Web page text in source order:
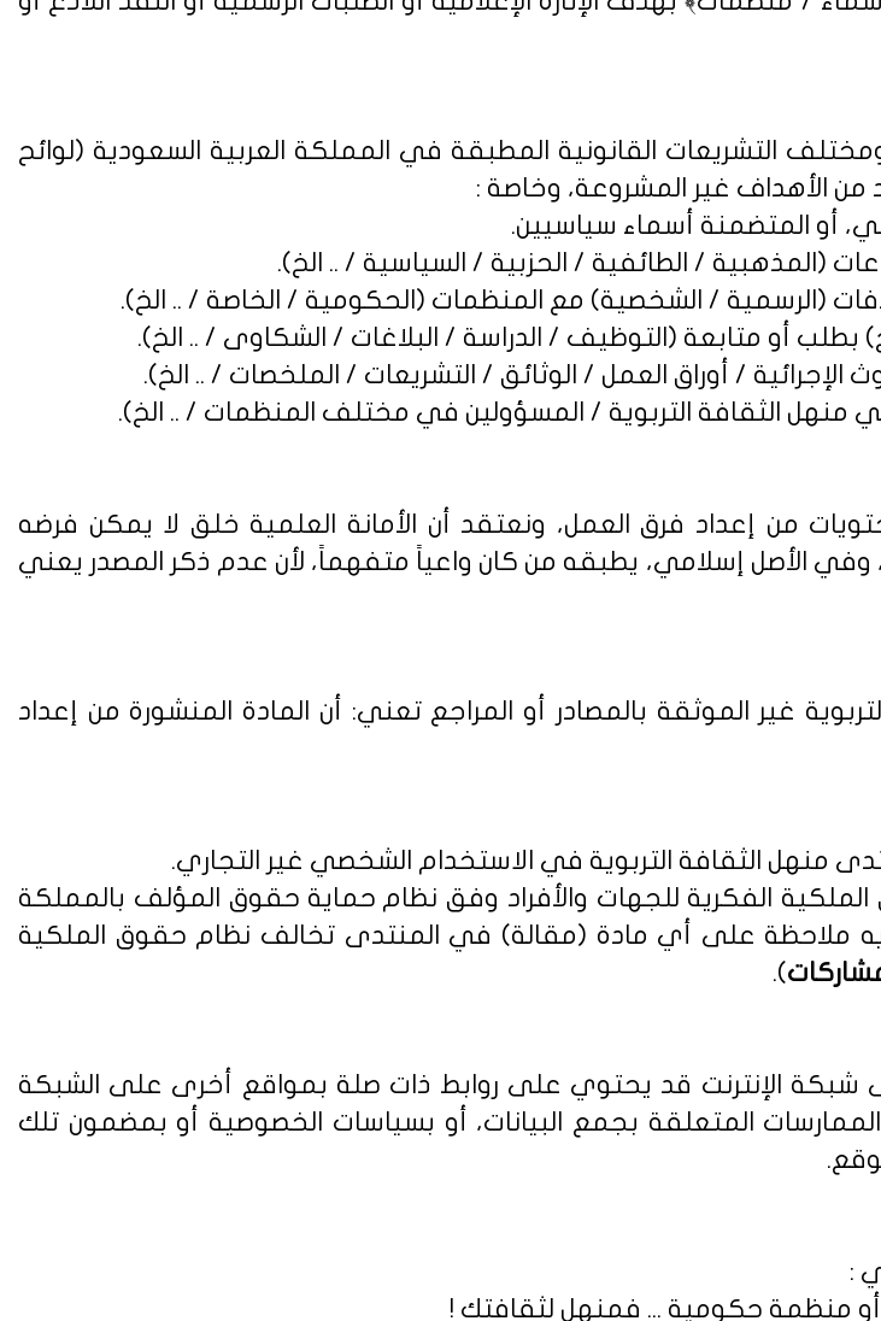
التشريعات القانونية المطبقة في المملكة العربية السعودية (لوائح
من الأهداف غير المشروعة، وخاصة :
من إعداد فرق العمل، ونعتقد أن الأمانة العلمية خلق لا يمكن فرضه
الأصل إسلامي، يطبقه من كان واعياً متفهماً، لأن عدم ذكر المصدر يعني
غير الموثقة بالمصادر أو المراجع تعني: أن المادة المنشورة من إعداد
منهل الثقافة التربوية في الاستخدام الشخصي غير التجاري.
الفكرية للجهات والأفراد وفق نظام حماية حقوق المؤلف بالمملكة
ملاحظة على أي مادة (مقالة) في المنتدى تخالف نظام حقوق الملكية
).
شبكة الإنترنت قد يحتوي على روابط ذات صلة بمواقع أخرى على الشبكة
المتعلقة بجمع البيانات، أو بسياسات الخصوصية أو بمضمون تلك
: